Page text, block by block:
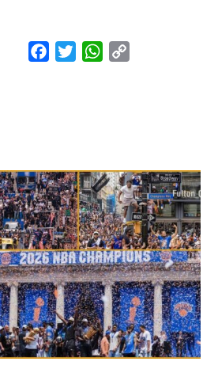
FacebookTwitterWhatsApp